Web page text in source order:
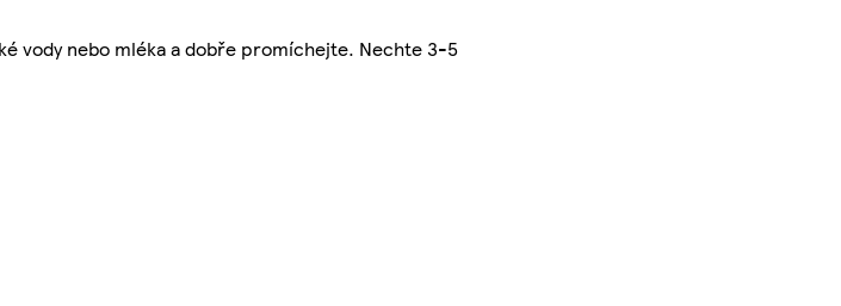
vody nebo mléka a dobře promíchejte. Nechte 3-5